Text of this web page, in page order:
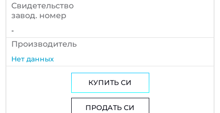
Cвидетельство
завод. номер
-
Производитель
Нет данных
КУПИТЬ СИ
ПРОДАТЬ СИ